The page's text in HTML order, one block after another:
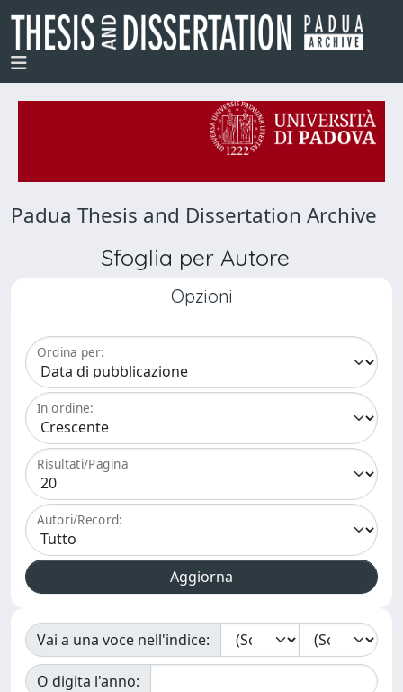
Padua Thesis and Dissertation Archive
Sfoglia per Autore
Opzioni
Ordina per:
In ordine:
Risultati/Pagina
Autori/Record:
Vai a una voce nell'indice:
O digita l'anno: